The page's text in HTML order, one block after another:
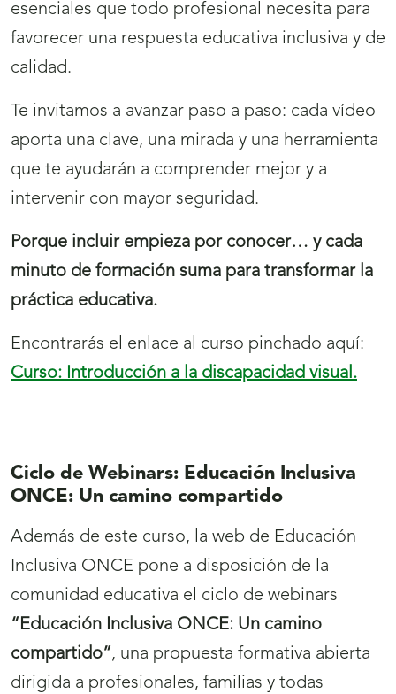
esenciales que todo profesional necesita para
favorecer una respuesta educativa inclusiva y de
calidad.
Te invitamos a avanzar paso a paso: cada vídeo
aporta una clave, una mirada y una herramienta
que te ayudarán a comprender mejor y a
intervenir con mayor seguridad.
Porque incluir empieza por conocer… y cada
minuto de formación suma para transformar la
práctica educativa.
Encontrarás el enlace al curso pinchado aquí:
Curso: Introducción a la discapacidad visual.
Ciclo de Webinars: Educación Inclusiva
ONCE: Un camino compartido
Además de este curso, la web de Educación
Inclusiva ONCE pone a disposición de la
comunidad educativa el ciclo de webinars
“Educación Inclusiva ONCE: Un camino
compartido”, una propuesta formativa abierta
dirigida a profesionales, familias y todas